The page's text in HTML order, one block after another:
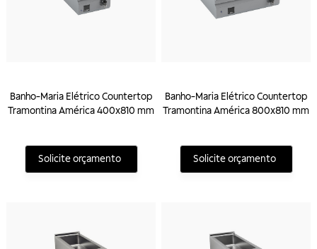
Banho-Maria Elétrico Countertop
Tramontina América 400x810 mm
Solicite orçamento
Banho-Maria Elétrico Countertop
Tramontina América 800x810 mm
Solicite orçamento